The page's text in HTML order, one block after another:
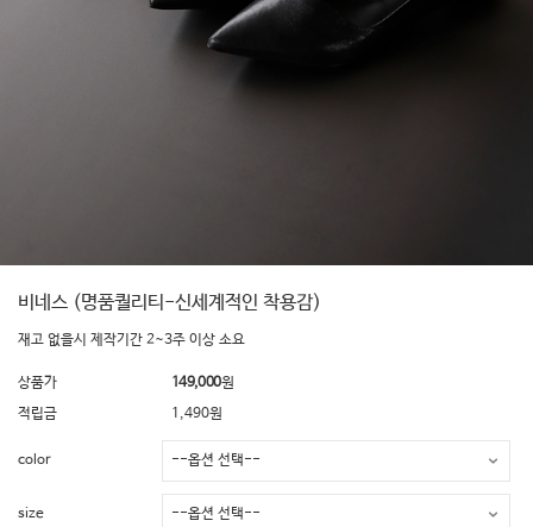
비네스 (명품퀄리티-신세계적인 착용감)
재고 없을시 제작기간 2~3주 이상 소요
상품가 149,000원
적립금
1,490원
color
size